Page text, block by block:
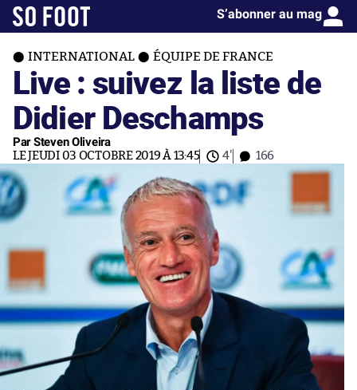
S’abonner au mag
INTERNATIONAL ÉQUIPE DE FRANCE
Live : suivez la liste de
Didier Deschamps
Par Steven Oliveira
LE JEUDI 03 OCTOBRE 2019 À 13:45 4' 166